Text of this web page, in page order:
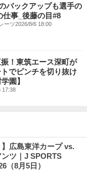
バックアップも選手の
仕事_後藤の目#8
ーツ2026/8/6 18:00
！東筑エース深町が
でピンチを切り抜け
園】
17:38
】広島東洋カープ vs.
ツ｜J SPORTS
（8月5日）